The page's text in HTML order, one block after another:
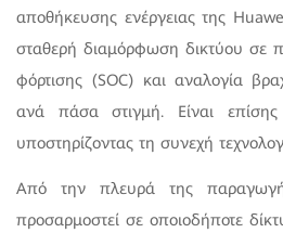
αποθήκευσης ενέργειας της
σταθερή διαμόρφωση δικτύου σε
φόρτισης (SOC) και αναλογία
ανά πάσα στιγμή. Είναι επίσης
υποστηρίζοντας τη συνεχή
Από την πλευρά της
προσαρμοστεί σε οποιοδήποτε